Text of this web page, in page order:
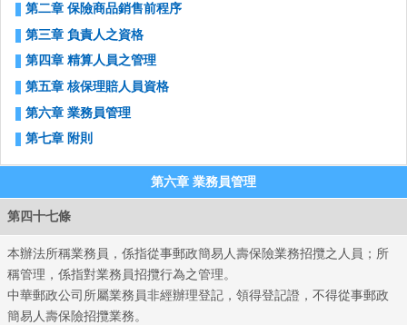
第二章 保險商品銷售前程序
第三章 負責人之資格
第四章 精算人員之管理
第五章 核保理賠人員資格
第六章 業務員管理
第七章 附則
第六章 業務員管理
第四十七條
本辦法所稱業務員，係指從事郵政簡易人壽保險業務招攬之人員；所
稱管理，係指對業務員招攬行為之管理。
中華郵政公司所屬業務員非經辦理登記，領得登記證，不得從事郵政
簡易人壽保險招攬業務。